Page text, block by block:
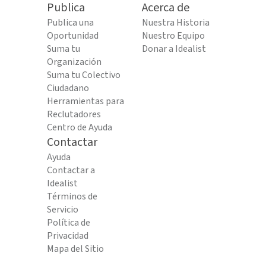
Publica
Publica una
Oportunidad
Suma tu
Organización
Suma tu Colectivo
Ciudadano
Herramientas para
Reclutadores
Centro de Ayuda
Acerca de
Nuestra Historia
Nuestro Equipo
Donar a Idealist
Contactar
Ayuda
Contactar a
Idealist
Términos de
Servicio
Política de
Privacidad
Mapa del Sitio